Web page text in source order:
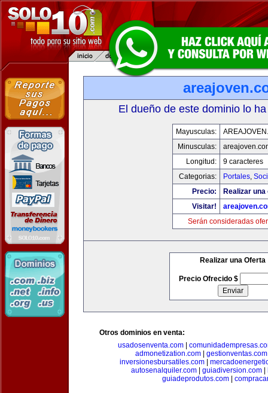
El dueño de este dominio lo
Mayusculas:
Minusculas:
Longitud:
9 caracteres
Categorias:
Portales,
Precio:
Realizar
Visitar!
Serán consideradas
Realizar una Oferta
Precio Ofrecido $
Otros dominios en venta:
usadosenventa.com|
admonetization.com| gestionventas.com
inversionesbursatiles.com|
autosenalquiler.com| guiadiversion.com|
guiadeprodutos.com|